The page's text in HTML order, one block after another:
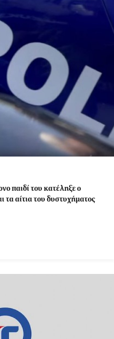
παιδί του κατέληξε ο
τα αίτια του δυστυχήματος